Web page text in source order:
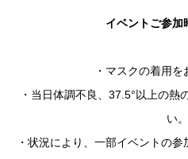
イベントご参加
・マスクの着用を
・当日体調不良、37.5°以上の熱
い。
・状況により、一部イベントの